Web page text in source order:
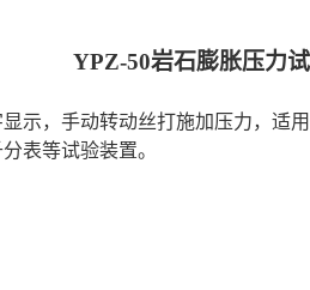
YPZ-50岩石膨胀压力
显示，手动转动丝打施加压力，适
表等试验装置。